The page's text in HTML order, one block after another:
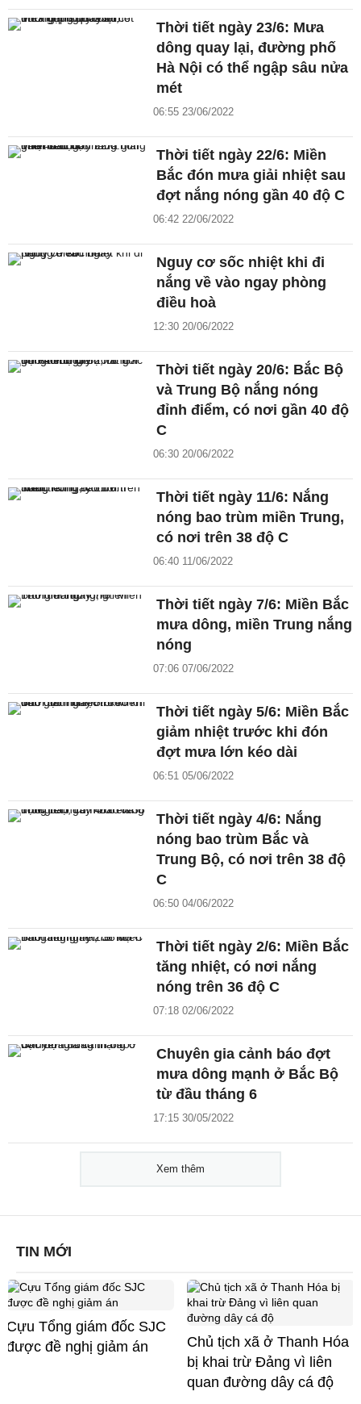
Thời tiết ngày 23/6: Mưa
dông quay lại, đường phố
Hà Nội có thể ngập sâu nửa
mét
06:55 23/06/2022
Thời tiết ngày 22/6: Miền
Bắc đón mưa giải nhiệt sau
đợt nắng nóng gần 40 độ C
06:42 22/06/2022
Nguy cơ sốc nhiệt khi đi
nắng về vào ngay phòng
điều hoà
12:30 20/06/2022
Thời tiết ngày 20/6: Bắc Bộ
và Trung Bộ nắng nóng
đỉnh điểm, có nơi gần 40 độ
C
06:30 20/06/2022
Thời tiết ngày 11/6: Nắng
nóng bao trùm miền Trung,
có nơi trên 38 độ C
06:40 11/06/2022
Thời tiết ngày 7/6: Miền Bắc
mưa dông, miền Trung nắng
nóng
07:06 07/06/2022
Thời tiết ngày 5/6: Miền Bắc
giảm nhiệt trước khi đón
đợt mưa lớn kéo dài
06:51 05/06/2022
Thời tiết ngày 4/6: Nắng
nóng bao trùm Bắc và
Trung Bộ, có nơi trên 38 độ
C
06:50 04/06/2022
Thời tiết ngày 2/6: Miền Bắc
tăng nhiệt, có nơi nắng
nóng trên 36 độ C
07:18 02/06/2022
Chuyên gia cảnh báo đợt
mưa dông mạnh ở Bắc Bộ
từ đầu tháng 6
17:15 30/05/2022
Xem thêm
TIN MỚI
Cựu Tổng giám đốc SJC
được đề nghị giảm án
Chủ tịch xã ở Thanh Hóa
bị khai trừ Đảng vì liên
quan đường dây cá độ